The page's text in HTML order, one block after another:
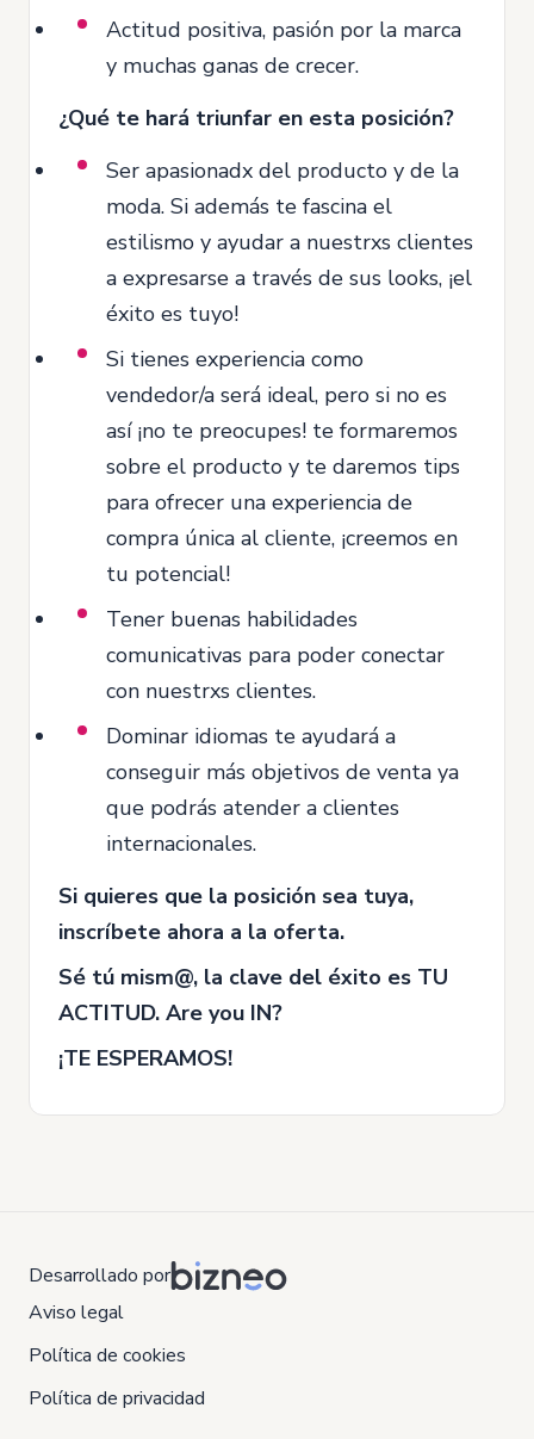
Actitud positiva, pasión por la marca
y muchas ganas de crecer.
¿Qué te hará triunfar en esta posición?
Ser apasionadx del producto y de la
moda. Si además te fascina el
estilismo y ayudar a nuestrxs clientes
a expresarse a través de sus looks, ¡el
éxito es tuyo!
Si tienes experiencia como
vendedor/a será ideal, pero si no es
así ¡no te preocupes! te formaremos
sobre el producto y te daremos tips
para ofrecer una experiencia de
compra única al cliente, ¡creemos en
tu potencial!
Tener buenas habilidades
comunicativas para poder conectar
con nuestrxs clientes.
Dominar idiomas te ayudará a
conseguir más objetivos de venta ya
que podrás atender a clientes
internacionales.
Si quieres que la posición sea tuya,
inscríbete ahora a la oferta.
Sé tú mism@, la clave del éxito es TU
ACTITUD. Are you IN?
¡TE ESPERAMOS!
Desarrollado por
Aviso legal
Política de cookies
Política de privacidad